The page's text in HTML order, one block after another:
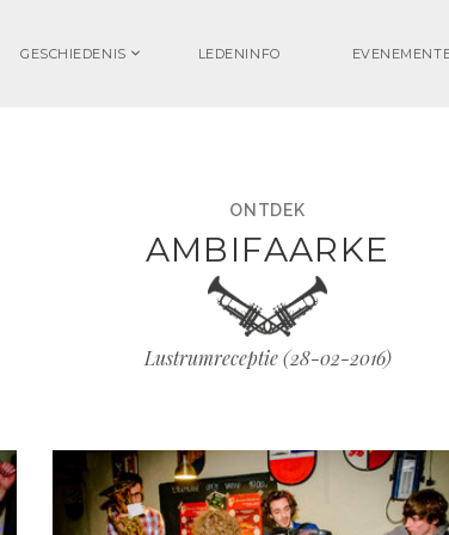
GESCHIEDENIS LEDENINFO
ONTDEK
AMBIFAARKE
Lustrumreceptie (28-02-2016)